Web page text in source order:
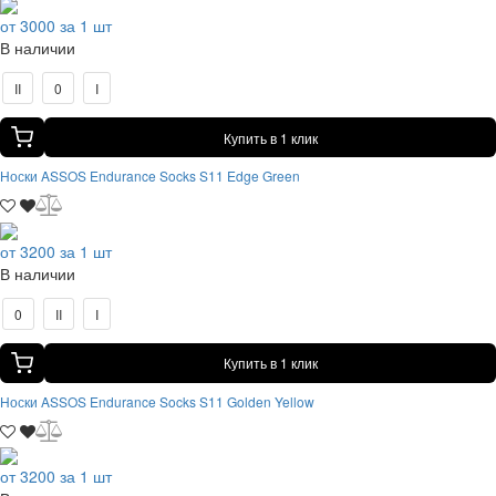
от 3000 за 1 шт
В наличии
II 0 I
Купить в 1 клик
Носки ASSOS Endurance Socks S11 Edge Green
от 3200 за 1 шт
В наличии
0 II I
Купить в 1 клик
Носки ASSOS Endurance Socks S11 Golden Yellow
от 3200 за 1 шт